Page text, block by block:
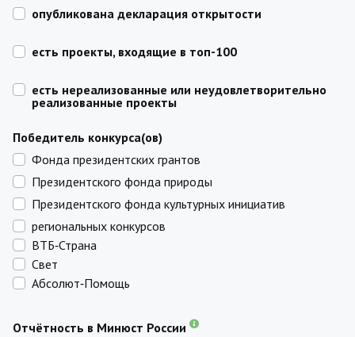
опубликована декларация открытости
есть проекты, входящие в топ-100
есть нереализованные или неудовлетворительно
реализованные проекты
Победитель конкурса(ов)
Фонда президентских грантов
Президентского фонда природы
Президентского фонда культурных инициатив
региональных конкурсов
ВТБ‑Страна
Свет
Абсолют‑Помощь
Отчётность в Минюст России